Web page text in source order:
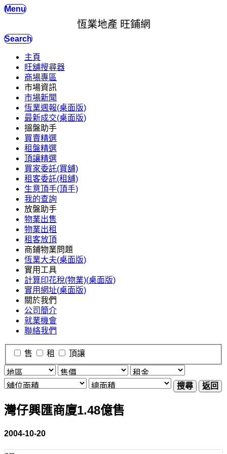
Menu
恆業地產 旺鋪網
Search
主頁
旺舖搜尋器
商場專區
市場資訊
市場新聞
恆業週報(桌面版)
最新成交(桌面版)
搵盤助手
買賣精選
租盤精選
頂讓精選
買家委託(買舖)
租客委託(租舖)
生意頂手(頂手)
我的查詢
放盤助手
物業出售
物業出租
租客放頂
商鋪物業問題
恆業大夫(桌面版)
實用工具
計算印花稅(物業)(桌面版)
實用網址(桌面版)
關於我們
公司簡介
就業機會
聯絡我們
售 租 頂讓
搜尋 返回
灣仔興匯商廈1.48億售
2004-10-20